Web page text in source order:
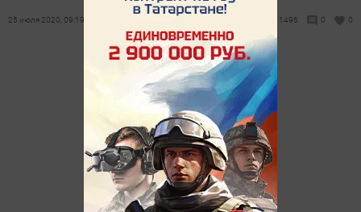
25 июля 2020, 09:19 1496 0 0